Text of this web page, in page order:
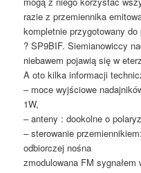
razie z przemiennika
kompletnie przygotowany
? SP9BIF. Siemianowiccy
niebawem pojawią się w
A oto kilka informacji
– moce wyjściowe
1W,
– anteny : dookolne o
– sterowanie
odbiorczej nośna
zmodulowana FM